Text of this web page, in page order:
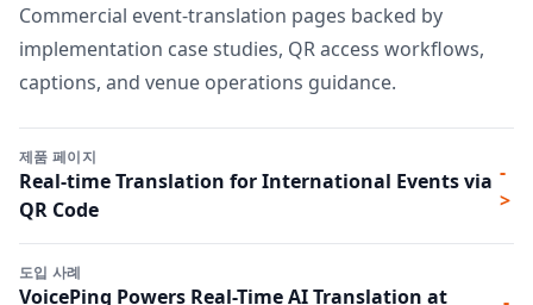
Commercial event-translation pages backed by
implementation case studies, QR access workflows,
captions, and venue operations guidance.
제품 페이지
Real-time Translation for International Events via
QR Code
-
>
도입 사례
VoicePing Powers Real-Time AI Translation at